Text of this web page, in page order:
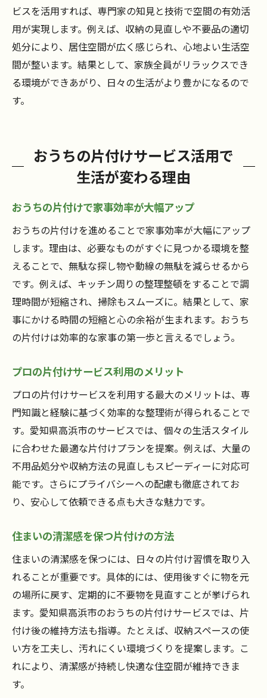
ビスを活用すれば、専門家の知見と技術で空間の有効活
用が実現します。例えば、収納の見直しや不要品の適切
処分により、居住空間が広く感じられ、心地よい生活空
間が整います。結果として、家族全員がリラックスでき
る環境ができあがり、日々の生活がより豊かになるので
す。
おうちの片付けサービス活用で
生活が変わる理由
おうちの片付けで家事効率が大幅アップ
おうちの片付けを進めることで家事効率が大幅にアップ
します。理由は、必要なものがすぐに見つかる環境を整
えることで、無駄な探し物や動線の無駄を減らせるから
です。例えば、キッチン周りの整理整頓をすることで調
理時間が短縮され、掃除もスムーズに。結果として、家
事にかける時間の短縮と心の余裕が生まれます。おうち
の片付けは効率的な家事の第一歩と言えるでしょう。
プロの片付けサービス利用のメリット
プロの片付けサービスを利用する最大のメリットは、専
門知識と経験に基づく効率的な整理術が得られることで
す。愛知県高浜市のサービスでは、個々の生活スタイル
に合わせた最適な片付けプランを提案。例えば、大量の
不用品処分や収納方法の見直しもスピーディーに対応可
能です。さらにプライバシーへの配慮も徹底されてお
り、安心して依頼できる点も大きな魅力です。
住まいの清潔感を保つ片付けの方法
住まいの清潔感を保つには、日々の片付け習慣を取り入
れることが重要です。具体的には、使用後すぐに物を元
の場所に戻す、定期的に不要物を見直すことが挙げられ
ます。愛知県高浜市のおうちの片付けサービスでは、片
付け後の維持方法も指導。たとえば、収納スペースの使
い方を工夫し、汚れにくい環境づくりを提案します。こ
れにより、清潔感が持続し快適な住空間が維持できま
す。